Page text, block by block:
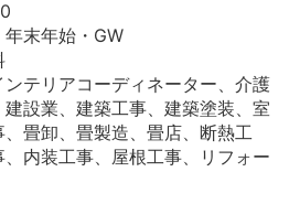
末年始・GW
テリアコーディネーター、介護
設業、建築工事、建築塗装、室
畳卸、畳製造、畳店、断熱工
内装工事、屋根工事、リフォー